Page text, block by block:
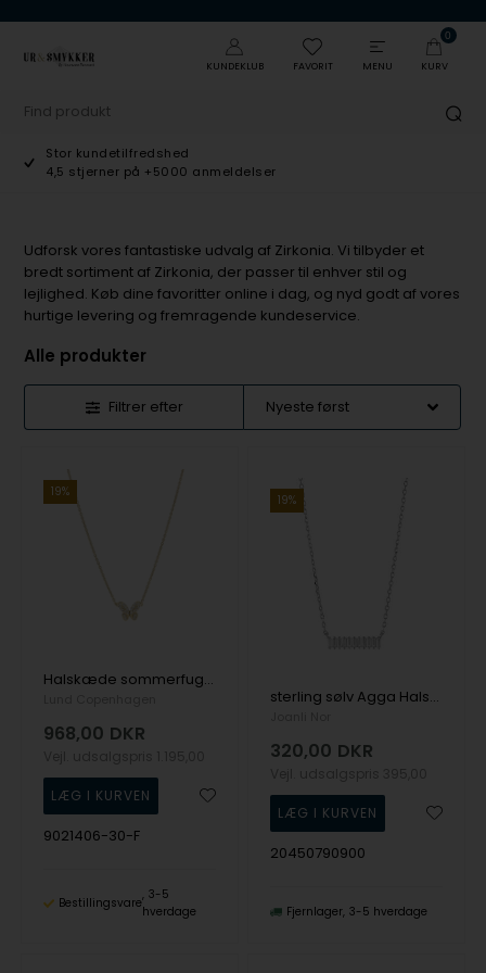
KUNDEKLUB FAVORIT MENU
0
KURV
Stor kundetilfredshed
4,5 stjerner på +5000 anmeldelser
Udforsk vores fantastiske udvalg af Zirkonia. Vi tilbyder et
bredt sortiment af Zirkonia, der passer til enhver stil og
lejlighed. Køb dine favoritter online i dag, og nyd godt af vores
hurtige levering og fremragende kundeservice.
Alle produkter
Filtrer efter
19%
Halskæde sommerfugl m/ zirkonia forgyldt 925 sølv, 42-45-48cm
968,00 DKR
9021406-30-F
Bestillingsvare
3-5
hverdage
19%
sterling sølv Agga Halskæder med vedhæng med blank overflade fra Joanli Nor
320,00 DKR
20450790900
Fjernlager 3-5 hverdage